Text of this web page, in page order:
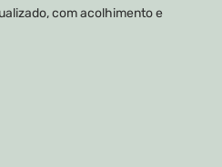
com acolhimento e